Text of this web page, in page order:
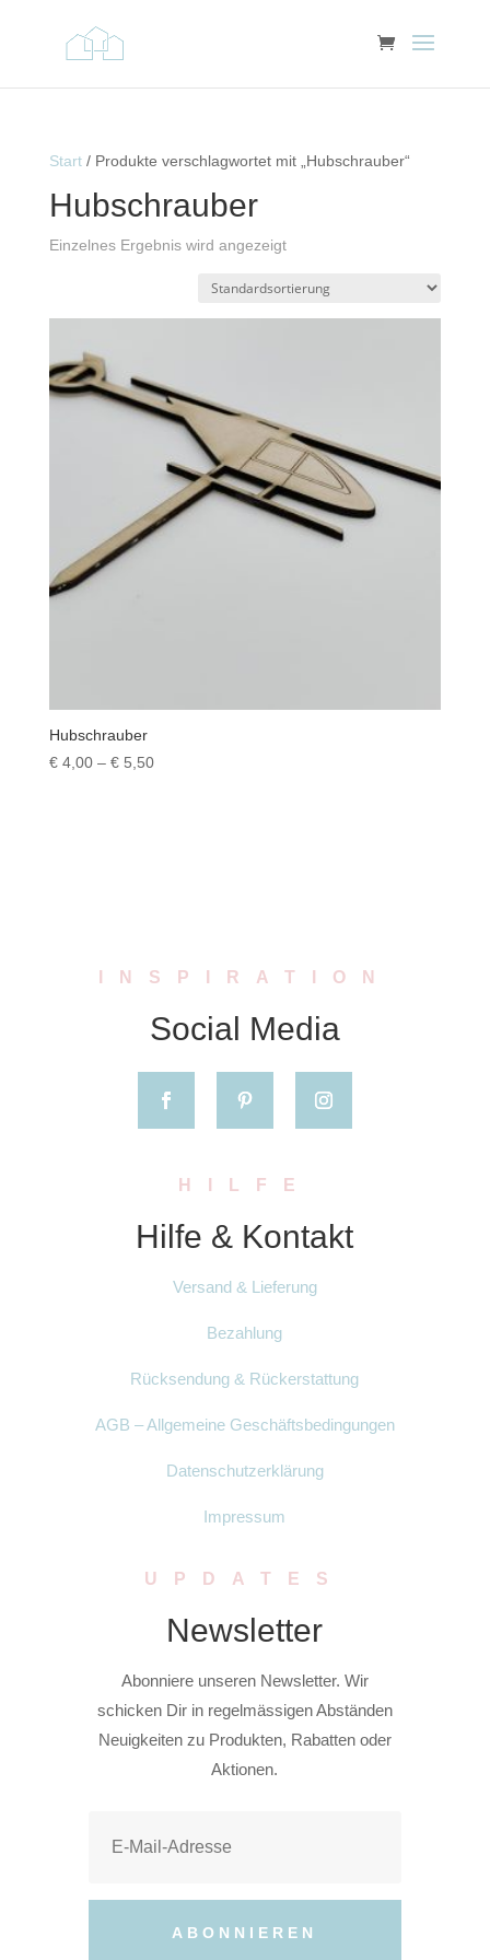
Start/ Produkte verschlagwortet mit „Hubschrauber“
Hubschrauber
Einzelnes Ergebnis wird angezeigt
Hubschrauber
€4,00 – €5,50Preisspanne:
INSPIRATION
Social Media
HILFE
Hilfe & Kontakt
Versand & Lieferung
Bezahlung
Rücksendung & Rückerstattung
AGB – Allgemeine Geschäftsbedingungen
Datenschutzerklärung
Impressum
UPDATES
Newsletter
Abonniere unseren Newsletter. Wir
schicken Dir in regelmässigen Abständen
Neuigkeiten zu Produkten, Rabatten oder
Aktionen.
ABONNIEREN